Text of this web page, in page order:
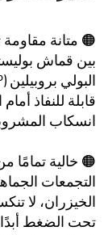
🟠 متانة
بين قماش
قابلة للنفاذ
انسكاب
🟠 خالية تمامًا
التجمعات
الخيزران، لا
تحت الضغط